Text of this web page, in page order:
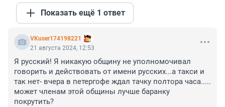
Показать ещё 1 ответ
VKuser174198221
21 августа 2024, 12:53
Я русский! Я никакую общину не уполномочивал
говорить и действовать от имени русских...а такси и
так нет- вчера в петергофе ждал тачку полтора часа.....
может членам этой общины лучше баранку
покрутить?